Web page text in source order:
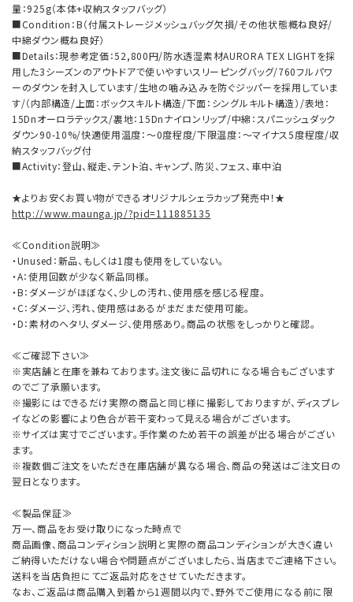
量：925g（本体+収納スタッフバッグ）
■Condition：B（付属ストレージメッシュバッグ欠損/その他状態概ね良好/
中綿ダウン概ね良好）
■Details：現参考定価：52,800円/防水透湿素材AURORA TEX LIGHTを採
用した3シーズンのアウトドアで使いやすいスリーピングバッグ/760フルパワ
ーのダウンを封入しています/生地の噛み込みを防ぐジッパーを採用していま
す/（内部構造/上面：ボックスキルト構造/下面：シングルキルト構造）/表地：
15Dnオーロラテックス/裏地：15Dnナイロンリップ/中綿：スパニッシュダック
ダウン90-10%/快適使用温度：～0度程度/下限温度：～マイナス5度程度/収
納スタッフバッグ付
■Activity：登山、縦走、テント泊、キャンプ、防災、フェス、車中泊
★よりお安くお買い物ができるオリジナルシェラカップ発売中！★
http://www.maunga.jp/?pid=111885135
≪Condition説明≫
・Unused：新品、もしくは1度も使用をしていない。
・A：使用回数が少なく新品同様。
・B：ダメージがほぼなく、少しの汚れ、使用感を感じる程度。
・C：ダメージ、汚れ、使用感はあるがまだまだ使用可能。
・D：素材のヘタリ、ダメージ、使用感あり。商品の状態をしっかりと確認。
≪ご確認下さい≫
※実店舗と在庫を兼ねております。注文後に品切れになる場合もございます
のでご了承願います。
※撮影にはできるだけ実際の商品と同じ様に撮影しておりますが、ディスプレ
イなどの影響により色合が若干変わって見える場合がございます。
※サイズは実寸でございます。手作業のため若干の誤差が出る場合がござい
ます。
※複数個ご注文をいただき在庫店舗が異なる場合、商品の発送はご注文日の
翌日となります。
≪製品保証≫
万一、商品をお受け取りになった時点で
商品画像、商品コンディション説明と実際の商品コンディションが大きく違い
ご納得いただけない場合や問題点がございましたら、当店までご連絡下さい。
送料を当店負担にてご返品対応をさせていただきます。
なお、ご返品は商品購入到着から1週間以内で、野外でご使用になる前に限